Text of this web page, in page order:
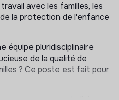
avec les familles, les
la protection de l'enfance
équipe pluridisciplinaire
de la qualité de
? Ce poste est fait pour